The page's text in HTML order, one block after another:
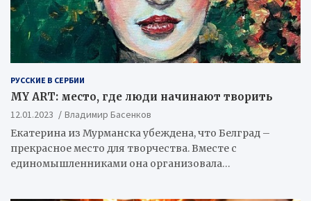
РУССКИЕ В СЕРБИИ
MY ART: место, где люди начинают творить
12.01.2023
Владимир Басенков
Екатерина из Мурманска убеждена, что Белград –
прекрасное место для творчества. Вместе с
единомышленниками она организовала…